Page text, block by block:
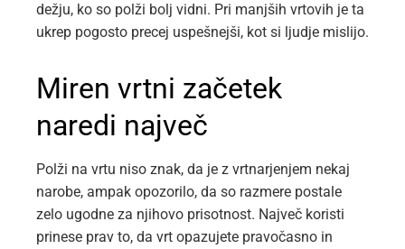
dežju, ko so polži bolj vidni. Pri manjših vrtovih je ta
ukrep pogosto precej uspešnejši, kot si ljudje mislijo.
Miren vrtni začetek
naredi največ
Polži na vrtu niso znak, da je z vrtnarjenjem nekaj
narobe, ampak opozorilo, da so razmere postale
zelo ugodne za njihovo prisotnost. Največ koristi
prinese prav to, da vrt opazujete pravočasno in